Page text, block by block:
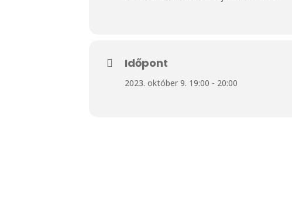
Időpont
2023. október 9. 19:00 - 20:00